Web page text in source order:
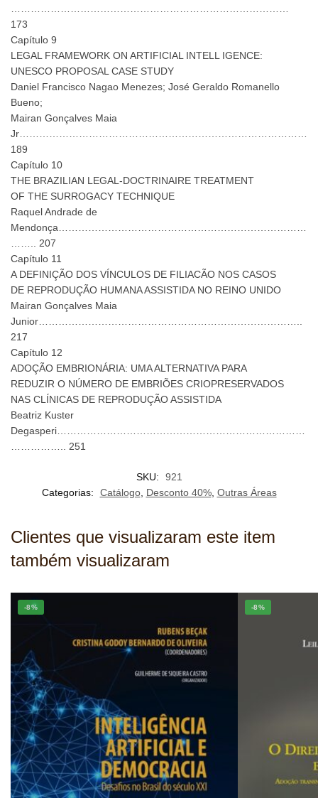
173
Capítulo 9
LEGAL FRAMEWORK ON ARTIFICIAL INTELL IGENCE:
UNESCO PROPOSAL CASE STUDY
Daniel Francisco Nagao Menezes; José Geraldo Romanello
Bueno;
Mairan Gonçalves Maia
Jr……………………………………………………………………………
189
Capítulo 10
THE BRAZILIAN LEGAL-DOCTRINAIRE TREATMENT
OF THE SURROGACY TECHNIQUE
Raquel Andrade de
Mendonça…………………………………………………………………
…….. 207
Capítulo 11
A DEFINIÇÃO DOS VÍNCULOS DE FILIACÃO NOS CASOS
DE REPRODUÇÃO HUMANA ASSISTIDA NO REINO UNIDO
Mairan Gonçalves Maia
Junior……………………………………………………………………..
217
Capítulo 12
ADOÇÃO EMBRIONÁRIA: UMA ALTERNATIVA PARA
REDUZIR O NÚMERO DE EMBRIÕES CRIOPRESERVADOS
NAS CLÍNICAS DE REPRODUÇÃO ASSISTIDA
Beatriz Kuster
Degasperi…………………………………………………………………
…………….. 251
SKU:
921
Categorias:
Catálogo, Desconto 40%, Outras Áreas
Clientes que visualizaram este item
também visualizaram
-8% -8%